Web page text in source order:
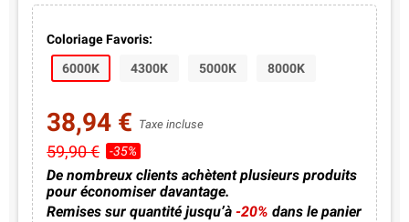
Coloriage Favoris:
6000K
4300K 5000K 8000K
38,94 € Taxe incluse
59,90 € -35%
De nombreux clients achètent plusieurs produits
pour économiser davantage.
Remises sur quantité jusqu’à-20% dans le panier